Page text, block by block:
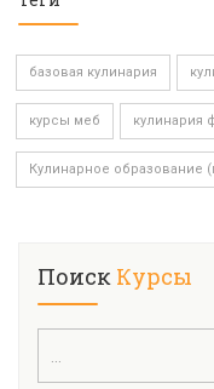
базовая кулинария
курсы меб кулинария
Кулинарное образование
Поиск Курсы